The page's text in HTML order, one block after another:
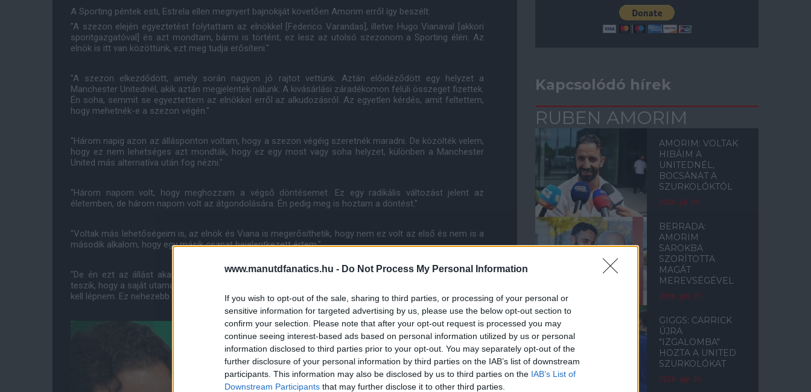
www.manutdfanatics.hu - Do Not Process My Personal Information
If you wish to opt-out of the sale, sharing to third parties, or processing of your personal or
sensitive information for targeted advertising by us, please use the below opt-out section to
confirm your selection. Please note that after your opt-out request is processed you may
continue seeing interest-based ads based on personal information utilized by us or personal
information disclosed to third parties prior to your opt-out. You may separately opt-out of the
further disclosure of your personal information by third parties on the IAB’s list of downstream
participants. This information may also be disclosed by us to third parties on the IAB’s List of
Downstream Participants that may further disclose it to other third parties.
A Sporting péntek esti, Estrela ellen megnyert bajnokiját követően Amorim erről így beszélt:
"A szezon elején egyeztetést folytattam az elnökkel [Federico Varandas], illetve Hugo Vianaval [akkori
sporitgazgatóval] és azt mondtam, bármi is történt, ez lesz az utolsó szezonom a Sporting élén. Az
elnök is itt van közöttünk, ezt meg tudja erősíteni."
"A szezon elkezdődött, amely során nagyon jó rajtot vettünk. Aztán előidéződött egy helyzet a
Manchester Unitednél, akik aztán megjelentek nálunk. A kivásárlási záradékomon felüli összeget fizettek.
Én soha, semmit se egyeztettem az elnökkel erről az alkudozásról. Az egyetlen kérdés, amit feltettem,
hogy mehetnék-e a szezon végén."
"Három napig azon az állásponton voltam, hogy a szezon végéig szeretnék maradni. De közölték velem,
hogy ez nem lehetséges azt mondták, hogy ez egy most vagy soha helyzet, különben a Manchester
United más alternatíva után fog nézni."
"Három napom volt, hogy meghozzam a végső döntésemet. Ez egy radikális változást jelent az
életemben, de három napom volt az átgondolására. Én pedig meg is hoztam a döntést."
"Voltak más lehetőségeim is, az elnök és Viana is megerősíthetik, hogy nem ez volt az első és nem is a
második alkalom, hogy egy másik csapat bejelentkezett értem."
"De én ezt az állást akartam Manchesterben. Ezeket a körülményeket. Ezek azok, amelyek lehetővé
teszik, hogy a saját utamat járva dolgozhassak. Csakúgy, mint a Sportingnál. Eljött az idő, amikor előrébb
kell lépnem. Ez nehezebb volt számomra, mint bármelyik Sporting szurkolónak, de meg kellett tennem."
Kapcsolódó hírek
RUBEN AMORIM
AMORIM: VOLTAK
HIBÁIM A
UNITEDNÉL,
BOCSÁNAT A
SZURKOLÓKTÓL
2026. júl. 09.
BERRADA:
AMORIM
SAROKBA
SZORÍTOTTA
MAGÁT
MEREVSÉGÉVEL
2026. jún. 27.
GIGGS: CARRICK
ÚJRA
"IZGALOMBA"
HOZTA A UNITED
SZURKOLÓKAT
2026. ápr. 20.